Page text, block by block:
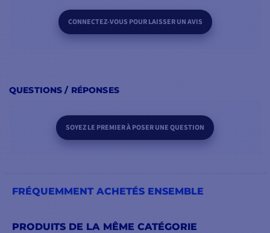
CONNECTEZ-VOUS POUR LAISSER UN AVIS
QUESTIONS / RÉPONSES
SOYEZ LE PREMIER À POSER UNE QUESTION
FRÉQUEMMENT ACHETÉS ENSEMBLE
PRODUITS DE LA MÊME CATÉGORIE